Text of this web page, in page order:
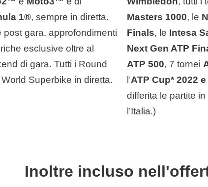
1®, sempre in diretta.
post gara, approfondimenti
esclusive oltre al
di gara. Tutti i Round
Superbike in diretta.
Masters 1000, le
Finals, le Intesa
Next Gen ATP
ATP 500, 7 tornei
l’ATP Cup* 2022 e
differita le partite
l’Italia.)
Inoltre incluso